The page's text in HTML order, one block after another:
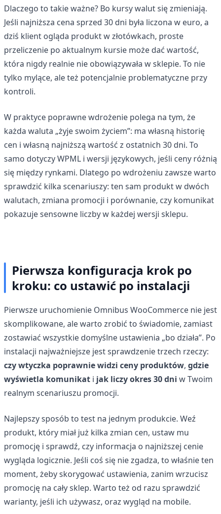
Dlaczego to takie ważne? Bo kursy walut się zmieniają.
Jeśli najniższa cena sprzed 30 dni była liczona w euro, a
dziś klient ogląda produkt w złotówkach, proste
przeliczenie po aktualnym kursie może dać wartość,
która nigdy realnie nie obowiązywała w sklepie. To nie
tylko mylące, ale też potencjalnie problematyczne przy
kontroli.
W praktyce poprawne wdrożenie polega na tym, że
każda waluta „żyje swoim życiem”: ma własną historię
cen i własną najniższą wartość z ostatnich 30 dni. To
samo dotyczy WPML i wersji językowych, jeśli ceny różnią
się między rynkami. Dlatego po wdrożeniu zawsze warto
sprawdzić kilka scenariuszy: ten sam produkt w dwóch
walutach, zmiana promocji i porównanie, czy komunikat
pokazuje sensowne liczby w każdej wersji sklepu.
Pierwsza konfiguracja krok po
kroku: co ustawić po instalacji
Pierwsze uruchomienie Omnibus WooCommerce nie jest
skomplikowane, ale warto zrobić to świadomie, zamiast
zostawiać wszystkie domyślne ustawienia „bo działa”. Po
instalacji najważniejsze jest sprawdzenie trzech rzeczy:
czy wtyczka poprawnie widzi ceny produktów, gdzie
wyświetla komunikat i jak liczy okres 30 dni w Twoim
realnym scenariuszu promocji.
Najlepszy sposób to test na jednym produkcie. Weź
produkt, który miał już kilka zmian cen, ustaw mu
promocję i sprawdź, czy informacja o najniższej cenie
wygląda logicznie. Jeśli coś się nie zgadza, to właśnie ten
moment, żeby skorygować ustawienia, zanim wrzucisz
promocję na cały sklep. Warto też od razu sprawdzić
warianty, jeśli ich używasz, oraz wygląd na mobile.